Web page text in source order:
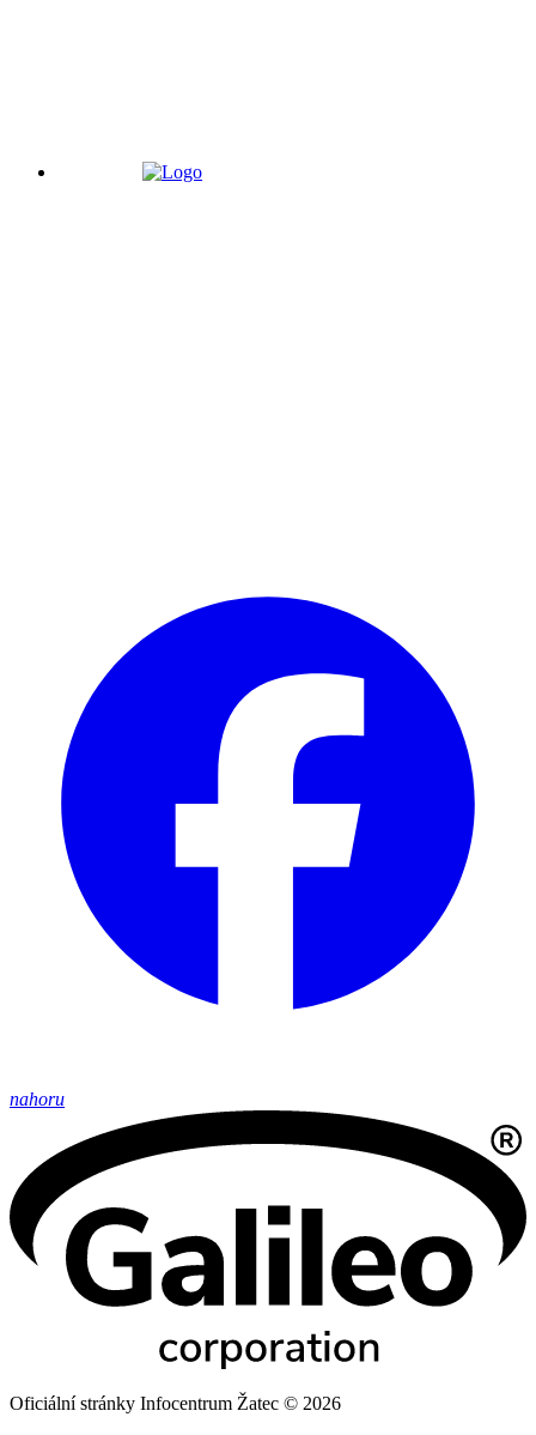
nahoru
Oficiální stránky Infocentrum Žatec © 2026